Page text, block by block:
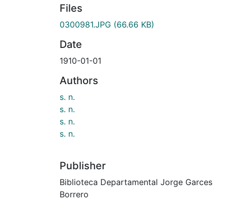
Files
0300981.JPG (66.66 KB)
Date
1910-01-01
Authors
s. n.
s. n.
s. n.
s. n.
Publisher
Biblioteca Departamental Jorge Garces
Borrero